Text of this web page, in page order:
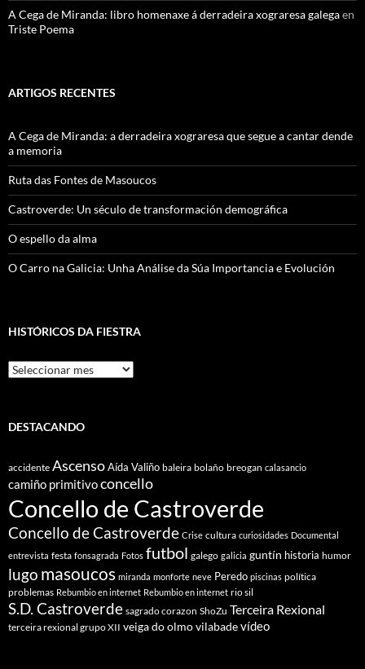
A Cega de Miranda: libro homenaxe á derradeira xograresa galegaen
Triste Poema
ARTIGOS RECENTES
A Cega de Miranda: a derradeira xograresa que segue a cantar dende
a memoria
Ruta das Fontes de Masoucos
Castroverde: Un século de transformación demográfica
O espello da alma
O Carro na Galicia: Unha Análise da Súa Importancia e Evolución
HISTÓRICOS DA FIESTRA
Históricos
Da
DESTACANDO
accidente AscensoAída Valiño baleira bolaño breogan calasancio
camiño primitivoconcello
Concello de Castroverde
Concello de Castroverde Crise cultura curiosidades Documental
entrevista festa fonsagrada Fotos futbol galego galicia guntín historia humor
lugo masoucos miranda monforte neve Peredo piscinas política
problemas Rebumbio en internet Rebumbio en internet rio sil
S.D. Castroverde sagrado corazon ShoZu Terceira Rexional
terceira rexional grupo XII veiga do olmovilabadevídeo